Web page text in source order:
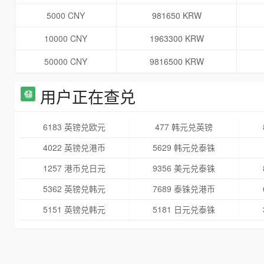
5000 CNY
981650 KRW
10000 CNY
1963300 KRW
50000 CNY
9816500 KRW
用户正在查兑
6183 英镑兑欧元 477 韩元兑英镑
4022 英镑兑港币
5629 韩元兑泰铢
1257 港币兑日元
9356 美元兑泰铢
5362 英镑兑韩元
7689 泰铢兑港币
5151 英镑兑韩元
5181 日元兑泰铢